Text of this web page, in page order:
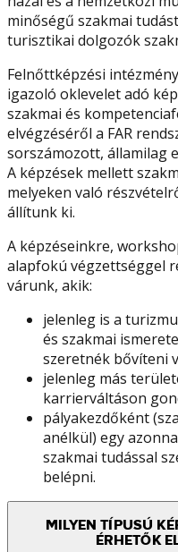
minőségű szakmai
turisztikai dolgozók
Felnőttképzési
igazoló oklevelet adó
szakmai és
elvégzéséről a FAR
sorszámozott, államilag
A képzések mellett
melyeken való
állítunk ki.
A képzéseinkre,
alapfokú végzettséggel
várunk, akik:
jelenleg is a
és szakmai
szeretnék bővíteni
jelenleg más
karrierváltáson
pályakezdőként
anélkül) egy
szakmai tudással
belépni.
MILYEN TÍPUSÚ
ÉRHETŐK